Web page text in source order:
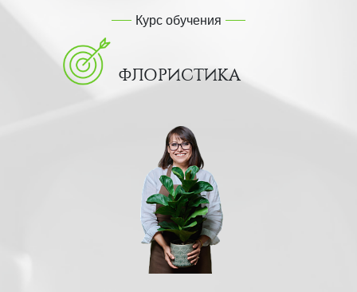
Курс обучения
ФЛОРИСТИКА